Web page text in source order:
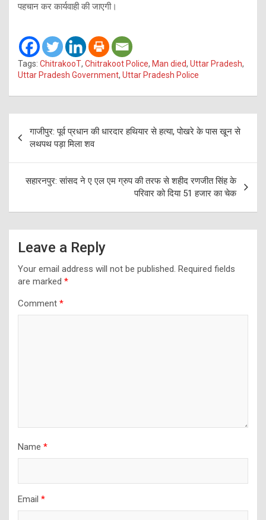
पहचान कर कार्यवाही की जाएगी।
Tags: ChitrakooT, Chitrakoot Police, Man died, Uttar Pradesh,
Uttar Pradesh Government, Uttar Pradesh Police
navigation
गाजीपुर: पूर्व प्रधान की धारदार हथियार से हत्या, पोखरे के पास खून से
लथपथ पड़ा मिला शव
सहारनपुर: सांसद ने ए एल एम ग्रुप की तरफ से शहीद रणजीत सिंह के
परिवार को दिया 51 हजार का चेक
Leave a Reply
Your email address will not be published. Required fields
are marked *
Comment *
Name *
Email *